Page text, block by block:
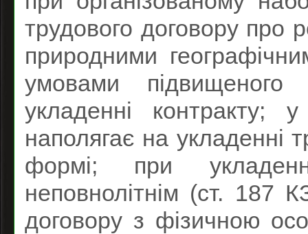
трудового договору про
природними
умовами
укладенні контракту;
наполягає на укладенні
формі; при
неповнолітнім (ст. 187
договору з фізичною